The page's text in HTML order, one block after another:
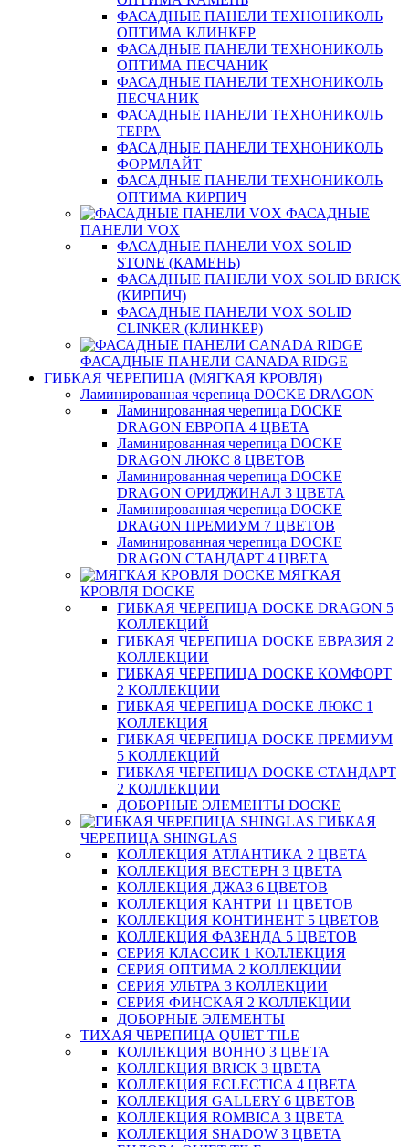
ФАСАДНЫЕ ПАНЕЛИ ТЕХНОНИКОЛЬ
ОПТИМА КЛИНКЕР
ФАСАДНЫЕ ПАНЕЛИ ТЕХНОНИКОЛЬ
ОПТИМА ПЕСЧАНИК
ФАСАДНЫЕ ПАНЕЛИ ТЕХНОНИКОЛЬ
ПЕСЧАНИК
ФАСАДНЫЕ ПАНЕЛИ ТЕХНОНИКОЛЬ
ТЕРРА
ФАСАДНЫЕ ПАНЕЛИ ТЕХНОНИКОЛЬ
ФОРМЛАЙТ
ФАСАДНЫЕ ПАНЕЛИ ТЕХНОНИКОЛЬ
ОПТИМА КИРПИЧ
ФАСАДНЫЕ
ПАНЕЛИ VOX
ФАСАДНЫЕ ПАНЕЛИ VOX SOLID
STONE (КАМЕНЬ)
ФАСАДНЫЕ ПАНЕЛИ VOX SOLID BRICK
(КИРПИЧ)
ФАСАДНЫЕ ПАНЕЛИ VOX SOLID
CLINКER (КЛИНКЕР)
ФАСАДНЫЕ ПАНЕЛИ CANADA RIDGE
ГИБКАЯ ЧЕРЕПИЦА (МЯГКАЯ КРОВЛЯ)
Ламинированная черепица DOCKE DRAGON
Ламинированная черепица DOCKE
DRAGON ЕВРОПА 4 ЦВЕТА
Ламинированная черепица DOCKE
DRAGON ЛЮКС 8 ЦВЕТОВ
Ламинированная черепица DOCKE
DRAGON ОРИДЖИНАЛ 3 ЦВЕТА
Ламинированная черепица DOCKE
DRAGON ПРЕМИУМ 7 ЦВЕТОВ
Ламинированная черепица DOCKE
DRAGON СТАНДАРТ 4 ЦВЕТA
МЯГКАЯ
КРОВЛЯ DOCKE
ГИБКАЯ ЧЕРЕПИЦА DOCKE DRAGON 5
КОЛЛЕКЦИЙ
ГИБКАЯ ЧЕРЕПИЦА DOCKE ЕВРАЗИЯ 2
КОЛЛЕКЦИИ
ГИБКАЯ ЧЕРЕПИЦА DOCKE КОМФОРТ
2 КОЛЛЕКЦИИ
ГИБКАЯ ЧЕРЕПИЦА DOCKE ЛЮКС 1
КОЛЛЕКЦИЯ
ГИБКАЯ ЧЕРЕПИЦА DOCKE ПРЕМИУМ
5 КОЛЛЕКЦИЙ
ГИБКАЯ ЧЕРЕПИЦА DOCKE СТАНДАРТ
2 КОЛЛЕКЦИИ
ДОБОРНЫЕ ЭЛЕМЕНТЫ DOCKE
ГИБКАЯ
ЧЕРЕПИЦА SHINGLAS
КОЛЛЕКЦИЯ АТЛАНТИКА 2 ЦВЕТА
КОЛЛЕКЦИЯ ВЕСТЕРН 3 ЦВЕТА
КОЛЛЕКЦИЯ ДЖАЗ 6 ЦВЕТОВ
КОЛЛЕКЦИЯ КАНТРИ 11 ЦВЕТОВ
КОЛЛЕКЦИЯ КОНТИНЕНТ 5 ЦВЕТОВ
КОЛЛЕКЦИЯ ФАЗЕНДА 5 ЦВЕТОВ
СЕРИЯ КЛАССИК 1 КОЛЛЕКЦИЯ
СЕРИЯ ОПТИМА 2 КОЛЛЕКЦИИ
СЕРИЯ УЛЬТРА 3 КОЛЛЕКЦИИ
СЕРИЯ ФИНСКАЯ 2 КОЛЛЕКЦИИ
ДОБОРНЫЕ ЭЛЕМЕНТЫ
ТИХАЯ ЧЕРЕПИЦА QUIET TILE
КОЛЛЕКЦИЯ BOHHO 3 ЦВЕТА
КОЛЛЕКЦИЯ BRICK 3 ЦВЕТА
КОЛЛЕКЦИЯ ECLECTICA 4 ЦВЕТА
КОЛЛЕКЦИЯ GALLERY 6 ЦВЕТОВ
КОЛЛЕКЦИЯ ROMBICA 3 ЦВЕТА
КОЛЛЕКЦИЯ SHADOW 3 ЦВЕТА